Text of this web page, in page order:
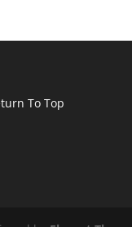
To Top